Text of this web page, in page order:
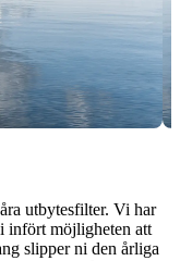
utbytesfilter. Vi har
infört möjligheten att
slipper ni den årliga